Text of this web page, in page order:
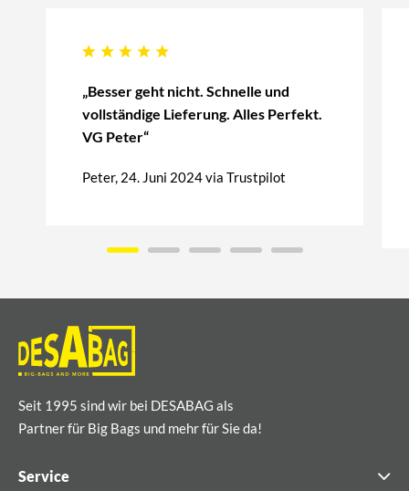
„Besser geht nicht. Schnelle und
vollständige Lieferung. Alles Perfekt.
VG Peter“
Peter, 24. Juni 2024 via Trustpilot
Seit 1995 sind wir bei DESABAG als
Partner für Big Bags und mehr für Sie da!
Service